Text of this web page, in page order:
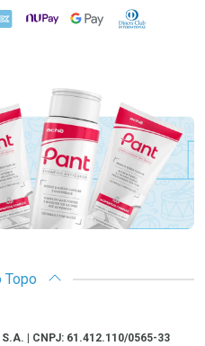
NuPay Google PayDiners Club
Topo
| CNPJ: 61.412.110/0565-33